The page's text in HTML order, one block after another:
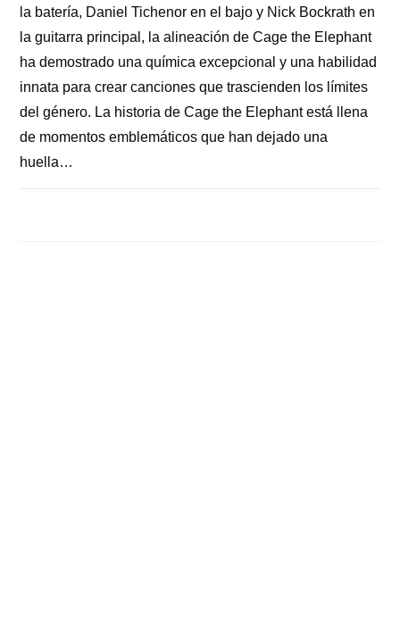
la batería, Daniel Tichenor en el bajo y Nick Bockrath en
la guitarra principal, la alineación de Cage the Elephant
ha demostrado una química excepcional y una habilidad
innata para crear canciones que trascienden los límites
del género. La historia de Cage the Elephant está llena
de momentos emblemáticos que han dejado una
huella…